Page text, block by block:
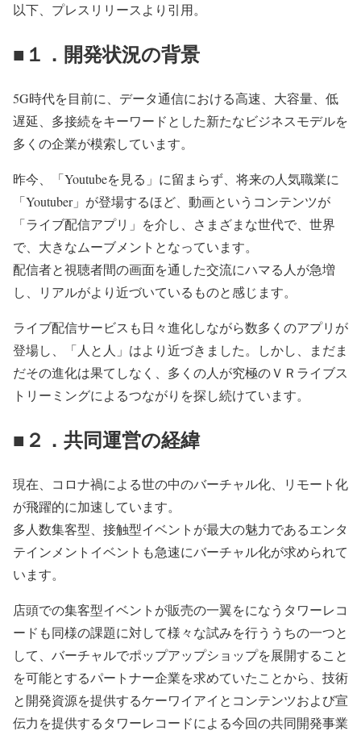
以下、プレスリリースより引用。
■１．開発状況の背景
5G時代を目前に、データ通信における高速、大容量、低
遅延、多接続をキーワードとした新たなビジネスモデルを
多くの企業が模索しています。
昨今、「Youtubeを見る」に留まらず、将来の人気職業に
「Youtuber」が登場するほど、動画というコンテンツが
「ライブ配信アプリ」を介し、さまざまな世代で、世界
で、大きなムーブメントとなっています。
配信者と視聴者間の画面を通した交流にハマる人が急増
し、リアルがより近づいているものと感じます。
ライブ配信サービスも日々進化しながら数多くのアプリが
登場し、「人と人」はより近づきました。しかし、まだま
だその進化は果てしなく、多くの人が究極のＶＲライブス
トリーミングによるつながりを探し続けています。
■２．共同運営の経緯
現在、コロナ禍による世の中のバーチャル化、リモート化
が飛躍的に加速しています。
多人数集客型、接触型イベントが最大の魅力であるエンタ
テインメントイベントも急速にバーチャル化が求められて
います。
店頭での集客型イベントが販売の一翼をになうタワーレコ
ードも同様の課題に対して様々な試みを行ううちの一つと
して、バーチャルでポップアップショップを展開すること
を可能とするパートナー企業を求めていたことから、技術
と開発資源を提供するケーワイアイとコンテンツおよび宣
伝力を提供するタワーレコードによる今回の共同開発事業